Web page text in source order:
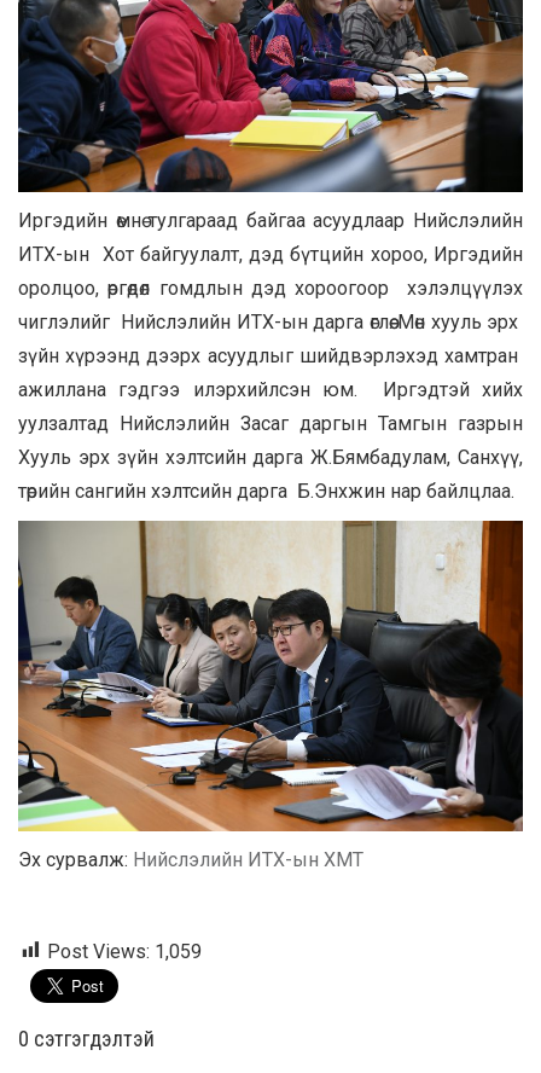
Иргэдийн өмнө тулгараад байгаа асуудлаар Нийслэлийн
ИТХ-ын Хот байгуулалт, дэд бүтцийн хороо, Иргэдийн
оролцоо, өргөдөл гомдлын дэд хороогоор хэлэлцүүлэх
чиглэлийг Нийслэлийн ИТХ-ын дарга өглөө. Мөн хууль эрх
зүйн хүрээнд дээрх асуудлыг шийдвэрлэхэд хамтран
ажиллана гэдгээ илэрхийлсэн юм. Иргэдтэй хийх
уулзалтад Нийслэлийн Засаг даргын Тамгын газрын
Хууль эрх зүйн хэлтсийн дарга Ж.Бямбадулам, Санхүү,
төрийн сангийн хэлтсийн дарга Б.Энхжин нар байлцлаа.
Эх сурвалж: Нийслэлийн ИТХ-ын ХМТ
Post Views: 1,059
0 cэтгэгдэлтэй